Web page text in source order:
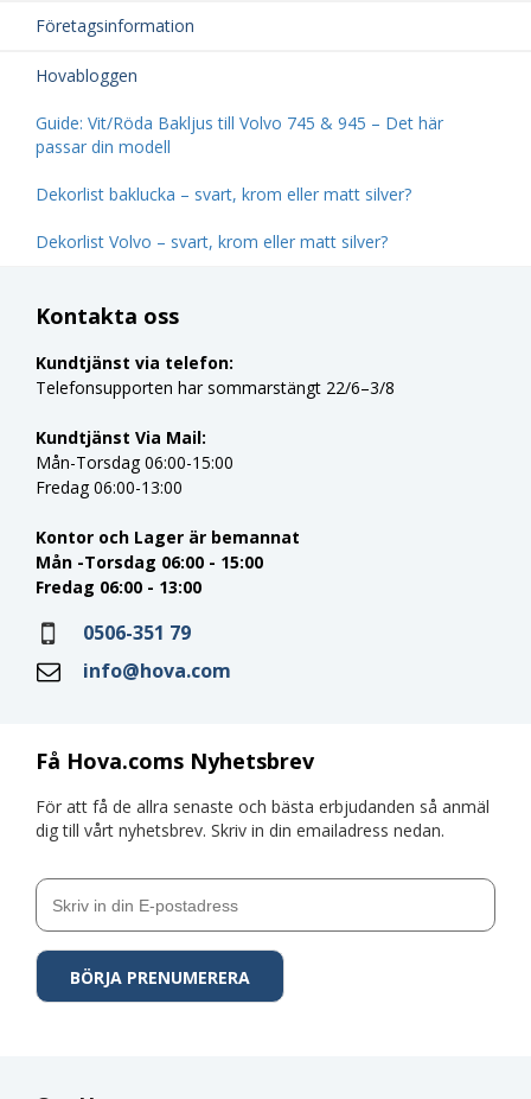
Företagsinformation
Hovabloggen
Guide: Vit/Röda Bakljus till Volvo 745 & 945 – Det här
passar din modell
Dekorlist baklucka – svart, krom eller matt silver?
Dekorlist Volvo – svart, krom eller matt silver?
Få Hova.coms Nyhetsbrev
För att få de allra senaste och bästa erbjudanden så anmäl
dig till vårt nyhetsbrev. Skriv in din emailadress nedan.
Kontakta oss
Kundtjänst via telefon:
Telefonsupporten har sommarstängt 22/6–3/8
Kundtjänst Via Mail:
Mån-Torsdag 06:00-15:00
Fredag 06:00-13:00
Kontor och Lager är bemannat
Mån -Torsdag 06:00 - 15:00
Fredag 06:00 - 13:00
0506-351 79
info@hova.com